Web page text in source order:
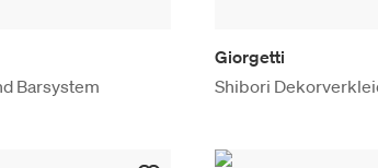
Barsystem
Giorgetti
Shibori